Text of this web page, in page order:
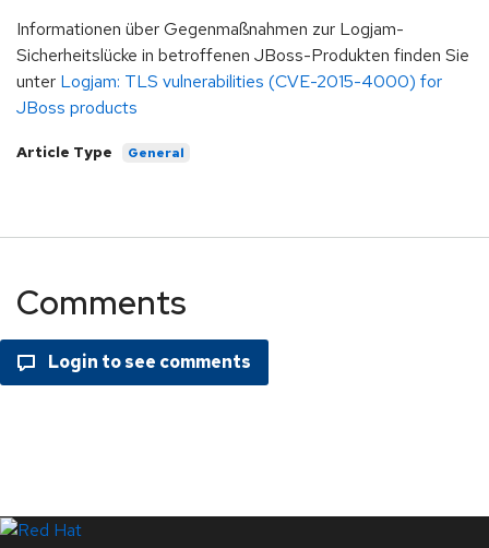
Informationen über Gegenmaßnahmen zur Logjam-
Sicherheitslücke in betroffenen JBoss-Produkten finden Sie
unter Logjam: TLS vulnerabilities (CVE-2015-4000) for
JBoss products
Article Type General
Comments